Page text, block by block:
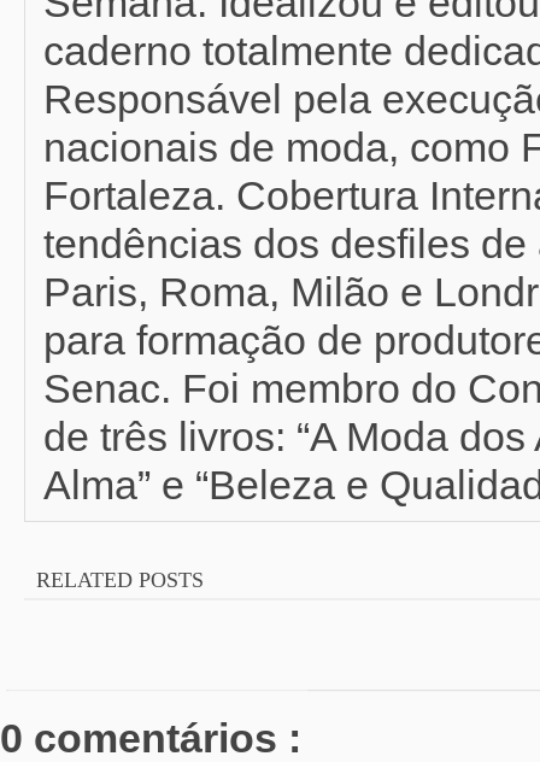
caderno totalmente
Responsável pela
nacionais de moda, como
Fortaleza. Cobertura
tendências dos desfiles
Paris, Roma, Milão e
para formação de
Senac. Foi membro do
de três livros: “A Moda
Alma” e “Beleza e
RELATED POSTS
0 comentários :